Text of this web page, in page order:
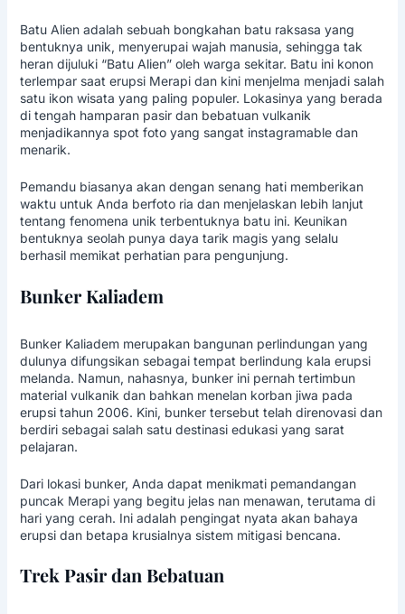
Batu Alien adalah sebuah bongkahan batu raksasa yang
bentuknya unik, menyerupai wajah manusia, sehingga tak
heran dijuluki “Batu Alien” oleh warga sekitar. Batu ini konon
terlempar saat erupsi Merapi dan kini menjelma menjadi salah
satu ikon wisata yang paling populer. Lokasinya yang berada
di tengah hamparan pasir dan bebatuan vulkanik
menjadikannya spot foto yang sangat instagramable dan
menarik.
Pemandu biasanya akan dengan senang hati memberikan
waktu untuk Anda berfoto ria dan menjelaskan lebih lanjut
tentang fenomena unik terbentuknya batu ini. Keunikan
bentuknya seolah punya daya tarik magis yang selalu
berhasil memikat perhatian para pengunjung.
Bunker Kaliadem
Bunker Kaliadem merupakan bangunan perlindungan yang
dulunya difungsikan sebagai tempat berlindung kala erupsi
melanda. Namun, nahasnya, bunker ini pernah tertimbun
material vulkanik dan bahkan menelan korban jiwa pada
erupsi tahun 2006. Kini, bunker tersebut telah direnovasi dan
berdiri sebagai salah satu destinasi edukasi yang sarat
pelajaran.
Dari lokasi bunker, Anda dapat menikmati pemandangan
puncak Merapi yang begitu jelas nan menawan, terutama di
hari yang cerah. Ini adalah pengingat nyata akan bahaya
erupsi dan betapa krusialnya sistem mitigasi bencana.
Trek Pasir dan Bebatuan